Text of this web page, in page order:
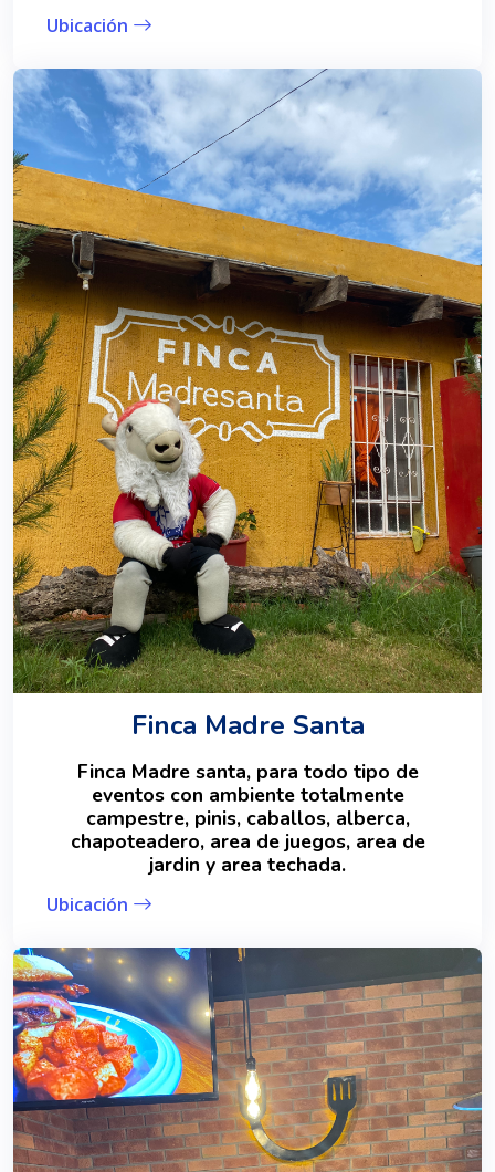
Ubicación
Finca Madre Santa
Finca Madre santa, para todo tipo de
eventos con ambiente totalmente
campestre, pinis, caballos, alberca,
chapoteadero, area de juegos, area de
jardin y area techada.
Ubicación